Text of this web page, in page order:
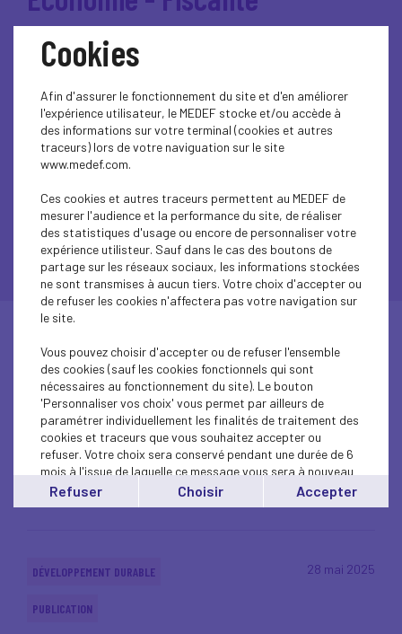
Emploi - Compétences
Événement
Gestion de crise
23 janvier 2026
DÉVELOPPEMENT DURABLE VIE DE L'UDE
DÉVELOPPEMENT DURABLE & BIODIVERSITÉ –
Table ronde thématique
Lire l'article
28 mai 2025
DÉVELOPPEMENT DURABLE
PUBLICATION
Cookies
Afin d'assurer le fonctionnement du site et d'en améliorer
l'expérience utilisateur, le MEDEF stocke et/ou accède à
des informations sur votre terminal (cookies et autres
traceurs) lors de votre naviguation sur le site
www.medef.com.
Ces cookies et autres traceurs permettent au MEDEF de
mesurer l'audience et la performance du site, de réaliser
des statistiques d'usage ou encore de personnaliser votre
expérience utilisteur. Sauf dans le cas des boutons de
partage sur les réseaux sociaux, les informations stockées
ne sont transmises à aucun tiers. Votre choix d'accepter ou
de refuser les cookies n'affectera pas votre navigation sur
le site.
Vous pouvez choisir d'accepter ou de refuser l'ensemble
des cookies (sauf les cookies fonctionnels qui sont
nécessaires au fonctionnement du site). Le bouton
'Personnaliser vos choix' vous permet par ailleurs de
paramétrer individuellement les finalités de traitement des
cookies et traceurs que vous souhaitez accepter ou
refuser. Votre choix sera conservé pendant une durée de 6
mois à l'issue de laquelle ce message vous sera à nouveau
affiché..
Vous pouvez modifier votre choix à tout moment en
Refuser Choisir Accepter